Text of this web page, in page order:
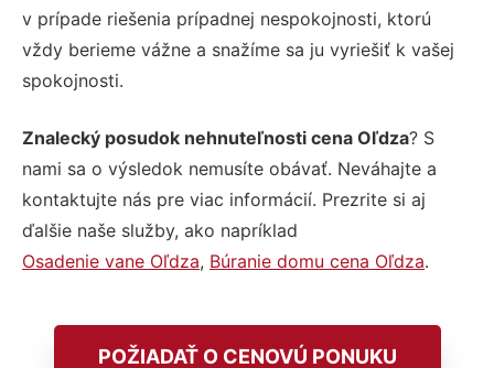
v prípade riešenia prípadnej nespokojnosti, ktorú
vždy berieme vážne a snažíme sa ju vyriešiť k vašej
spokojnosti.
Znalecký posudok nehnuteľnosti cena Oľdza? S
nami sa o výsledok nemusíte obávať. Neváhajte a
kontaktujte nás pre viac informácií. Prezrite si aj
ďalšie naše služby, ako napríklad
Osadenie vane Oľdza, Búranie domu cena Oľdza.
POŽIADAŤ O CENOVÚ PONUKU